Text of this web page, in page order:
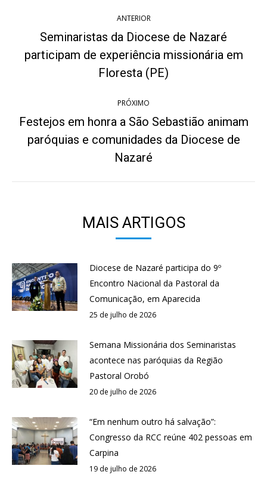
post:
ANTERIOR
Post
anterior:
Seminaristas da Diocese de Nazaré
participam de experiência missionária em
Floresta (PE)
PRÓXIMO
Próximo
post:
Festejos em honra a São Sebastião animam
paróquias e comunidades da Diocese de
Nazaré
MAIS ARTIGOS
Diocese de Nazaré participa do 9º
Encontro Nacional da Pastoral da
Comunicação, em Aparecida
25 de julho de 2026
Semana Missionária dos Seminaristas
acontece nas paróquias da Região
Pastoral Orobó
20 de julho de 2026
“Em nenhum outro há salvação”:
Congresso da RCC reúne 402 pessoas em
Carpina
19 de julho de 2026